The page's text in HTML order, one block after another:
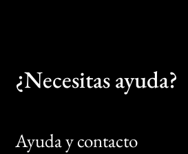
¿Necesitas ayuda?
Ayuda y contacto